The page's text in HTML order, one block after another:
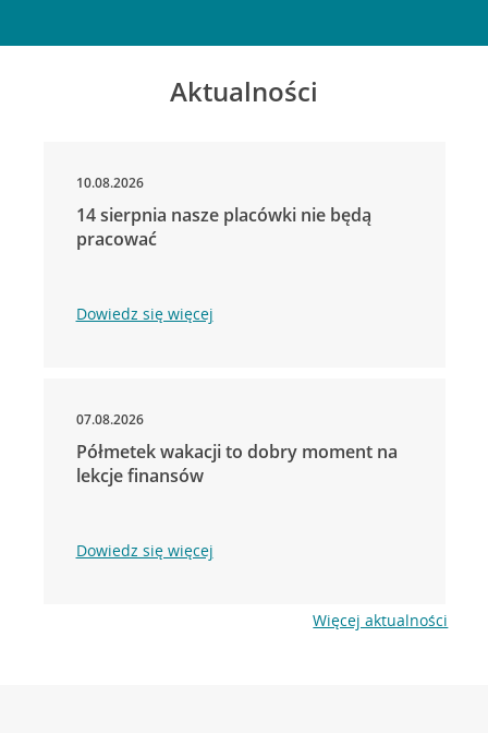
Aktualności
10.08.2026
14 sierpnia nasze placówki nie będą
pracować
Dowiedz się więcej
07.08.2026
Półmetek wakacji to dobry moment na
lekcje finansów
Dowiedz się więcej
Więcej aktualności